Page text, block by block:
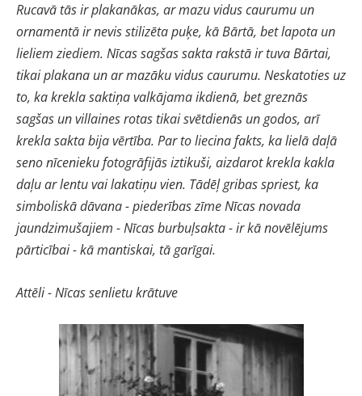
Rucavā tās ir plakanākas, ar mazu vidus caurumu un
ornamentā ir nevis stilizēta puķe, kā Bārtā, bet lapota un
lieliem ziediem. Nīcas sagšas sakta rakstā ir tuva Bārtai,
tikai plakana un ar mazāku vidus caurumu. Neskatoties uz
to, ka krekla saktiņa valkājama ikdienā, bet greznās
sagšas un villaines rotas tikai svētdienās un godos, arī
krekla sakta bija vērtība. Par to liecina fakts, ka lielā daļā
seno nīcenieku fotogrāfijās iztikuši, aizdarot krekla kakla
daļu ar lentu vai lakatiņu vien. Tādēļ gribas spriest, ka
simboliskā dāvana - piederības zīme Nīcas novada
jaundzimušajiem - Nīcas burbuļsakta - ir kā novēlējums
pārticībai - kā mantiskai, tā garīgai.
Attēli - Nīcas senlietu krātuve